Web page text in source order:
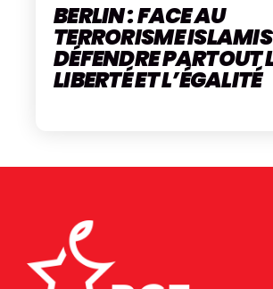
BERLIN : FACE AU
TERRORISME
DÉFENDRE PARTOUT
LIBERTÉ ET L’ÉGALITÉ